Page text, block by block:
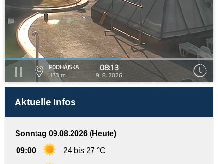
PODHÁJSKA
173 m
08:13
9. 8. 2026
Aktuelle Infos
Sonntag 09.08.2026 (Heute)
09:00 24 bis 27 °C